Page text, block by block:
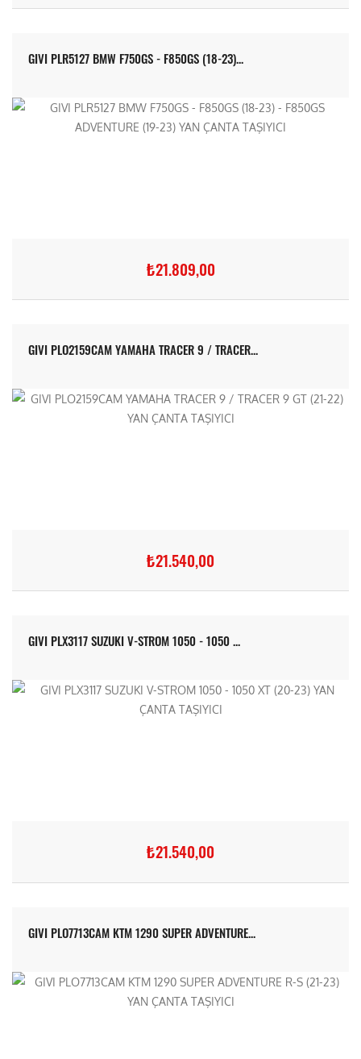
GIVI PLR5127 BMW F750GS - F850GS (18-23)...
₺21.809,00
GIVI PLO2159CAM YAMAHA TRACER 9 / TRACER...
₺21.540,00
GIVI PLX3117 SUZUKI V-STROM 1050 - 1050 ...
₺21.540,00
GIVI PLO7713CAM KTM 1290 SUPER ADVENTURE...